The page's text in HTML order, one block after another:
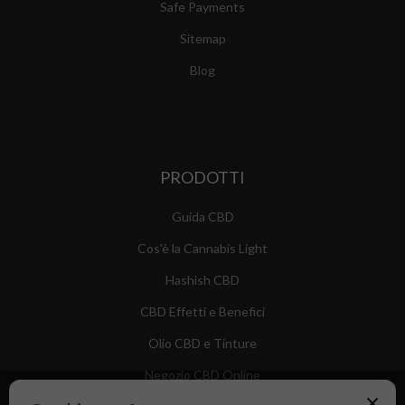
Safe Payments
Sitemap
Blog
PRODOTTI
Guida CBD
Cos'è la Cannabis Light
Hashish CBD
CBD Effetti e Benefici
Olio CBD e Tinture
Negozio CBD Online